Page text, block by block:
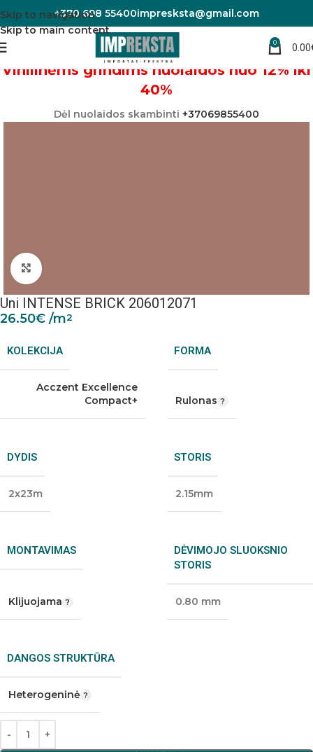
Skip to navigation
Skip to main content
+370 698 55400impresksta@gmail.com
0 0.00
Pradžia Linoleumas/PVC danga
Vinilinėms grindims nuolaidos nuo 12% iki
40%
Dėl nuolaidos skambinti +37069855400
Padidinti nuotrauką
Uni INTENSE BRICK 206012071
26.50€ /m2
KOLEKCIJA
Acczent Excellence
Compact+
FORMA
Rulonas
DYDIS
2x23m
STORIS
2.15mm
MONTAVIMAS
Klijuojama
DĖVIMOJO SLUOKSNIO
STORIS
0.80 mm
DANGOS STRUKTŪRA
Heterogeninė